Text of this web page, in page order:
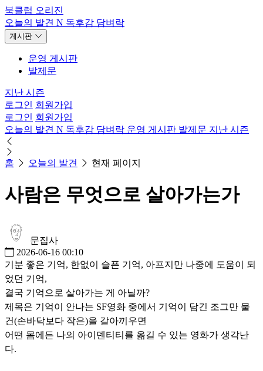
북클럽 오리진
오늘의 발견 N 독후감 담벼락
게시판
운영 게시판
발제문
지난 시즌
로그인 회원가입
로그인 회원가입
오늘의 발견 N 독후감 담벼락 운영 게시판 발제문 지난 시즌
홈 오늘의 발견 현재 페이지
사람은 무엇으로 살아가는가
문집사
2026-06-16 00:10
기분 좋은 기억, 한없이 슬픈 기억, 아프지만 나중에 도움이 되
었던 기억,
결국 기억으로 살아가는 게 아닐까?
제목은 기억이 안나는 SF영화 중에서 기억이 담긴 조그만 물
건(손바닥보다 작은)을 갈아끼우면
어떤 몸에든 나의 아이덴티티를 옮길 수 있는 영화가 생각난
다.